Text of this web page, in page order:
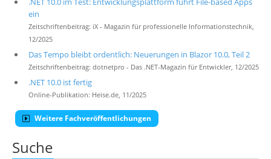
ein
Zeitschriftenbeitrag: iX - Magazin für professionelle Informationstechnik,
12/2025
Das Tempo bleibt ordentlich: Neuerungen in Blazor 10.0, Teil 2
Zeitschriftenbeitrag: dotnetpro - Das .NET-Magazin für Entwickler, 12/2025
.NET 10.0 ist fertig
Online-Publikation: Heise.de, 11/2025
Weitere Fachveröffentlichungen
Suche